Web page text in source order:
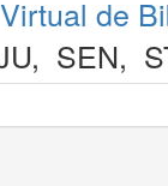
de
, SEN,